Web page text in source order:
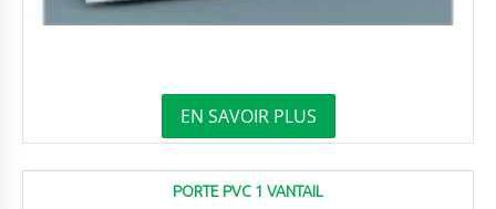
EN SAVOIR PLUS
PORTE PVC 1 VANTAIL